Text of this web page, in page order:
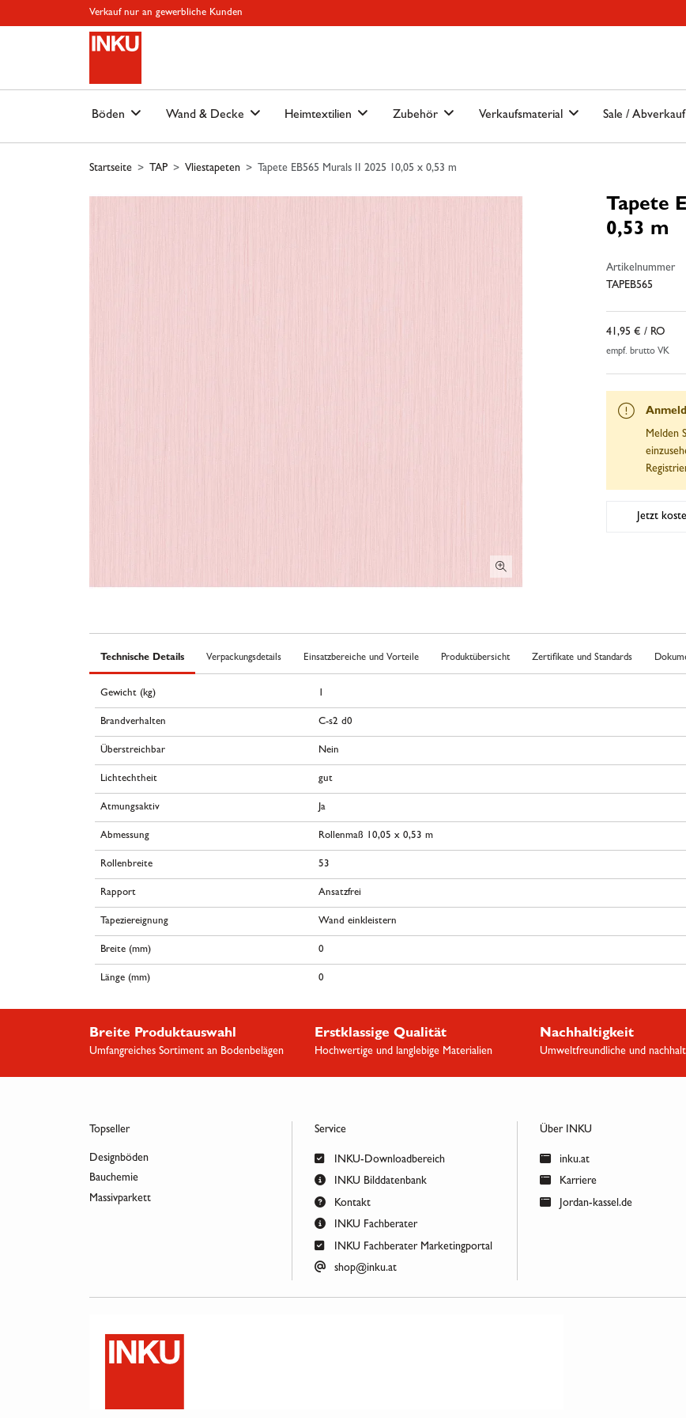
Springe zu Hauptinhalt Springe zum Header Springe zum Footer
Verkauf nur an gewerbliche Kunden
Böden Wand & Decke Heimtextilien Zubehör Verkaufsmaterial Sale / Abverkauf
Startseite TAP Vliestapeten Tapete EB565 Murals II 2025 10,05 x 0,53 m
Tapete
0,53 m
Artikelnummer
TAPEB565
41,95 € / RO
empf. brutto VK
Melden
Jetzt
Technische Details Verpackungsdetails Einsatzbereiche und Vorteile Produktübersicht Zertifikate und Standards
Gewicht (kg)
Brandverhalten C-s2 d0
Überstreichbar Nein
Lichtechtheit gut
Atmungsaktiv Ja
Abmessung Rollenmaß 10,05 x 0,53 m
Rollenbreite 53
Rapport Ansatzfrei
Tapeziereignung Wand einkleistern
Breite (mm) 0
Länge (mm) 0
Breite Produktauswahl
Umfangreiches Sortiment an Bodenbelägen
Erstklassige Qualität
Hochwertige und langlebige Materialien
Nachhaltigkeit
Umweltfreundliche und
Topseller
Designböden
Bauchemie
Massivparkett
Service
INKU-Downloadbereich
INKU Bilddatenbank
Kontakt
INKU Fachberater
INKU Fachberater Marketingportal
shop@inku.at
Über INKU
inku.at
Karriere
Jordan-kassel.de